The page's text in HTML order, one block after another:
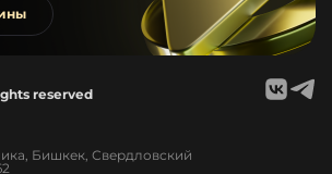
reserved
Бишкек, Свердловский